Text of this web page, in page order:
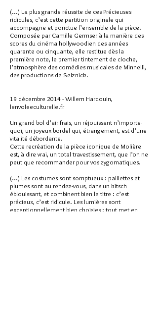
(...) La plus grande réussite de ces Précieuses
ridicules, c’est cette partition originale qui
accompagne et ponctue l’ensemble de la pièce.
Composée par Camille Germser à la manière des
scores du cinéma hollywoodien des années
quarante ou cinquante, elle restitue dès la
première note, le premier tintement de cloche,
l’atmosphère des comédies musicales de Minnelli,
des productions de Selznick.
19 décembre 2014 - Willem Hardouin,
lenvoleeculturelle.fr
Un grand bol d’air frais, un réjouissant n’importe-
quoi, un joyeux bordel qui, étrangement, est d’une
vitalité débordante.
Cette recréation de la pièce iconique de Molière
est, à dire vrai, un total travestissement, que l’on ne
peut que recommander pour vos zygomatiques.
(...) Les costumes sont somptueux : paillettes et
plumes sont au rendez-vous, dans un kitsch
éblouissant, et combinent bien le titre : c’est
précieux, c’est ridicule. Les lumières sont
exceptionnellement bien choisies : tout met en